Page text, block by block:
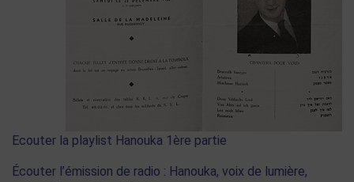
Ecouter la playlist Hanouka 1ère partie
Écouter l’émission de radio : Hanouka, voix de lumière,